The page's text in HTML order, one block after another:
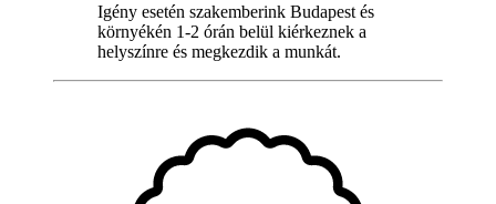
Igény esetén szakemberink Budapest és
környékén 1-2 órán belül kiérkeznek a
helyszínre és megkezdik a munkát.